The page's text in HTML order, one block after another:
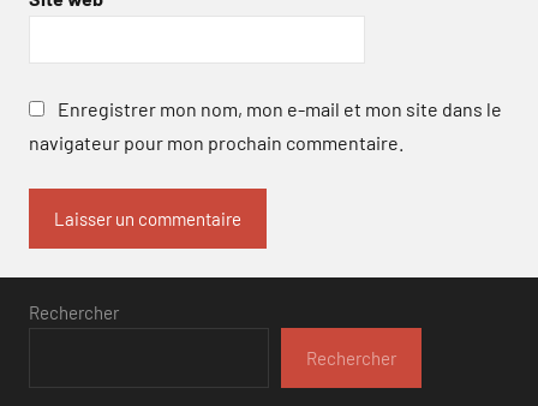
Enregistrer mon nom, mon e-mail et mon site dans le
navigateur pour mon prochain commentaire.
Rechercher
Rechercher